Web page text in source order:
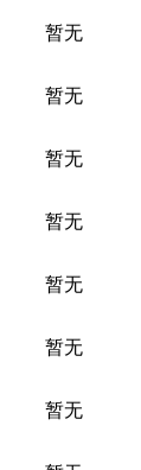
暂无
暂无
暂无
暂无
暂无
暂无
暂无